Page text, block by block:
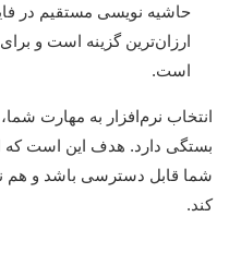
حاشیه نویسی مستقیم در
ارزان‌ترین گزینه است و
است.
انتخاب نرم‌افزار به مهارت
بستگی دارد. هدف این است که
شما قابل دسترسی باشد و هم
کند.